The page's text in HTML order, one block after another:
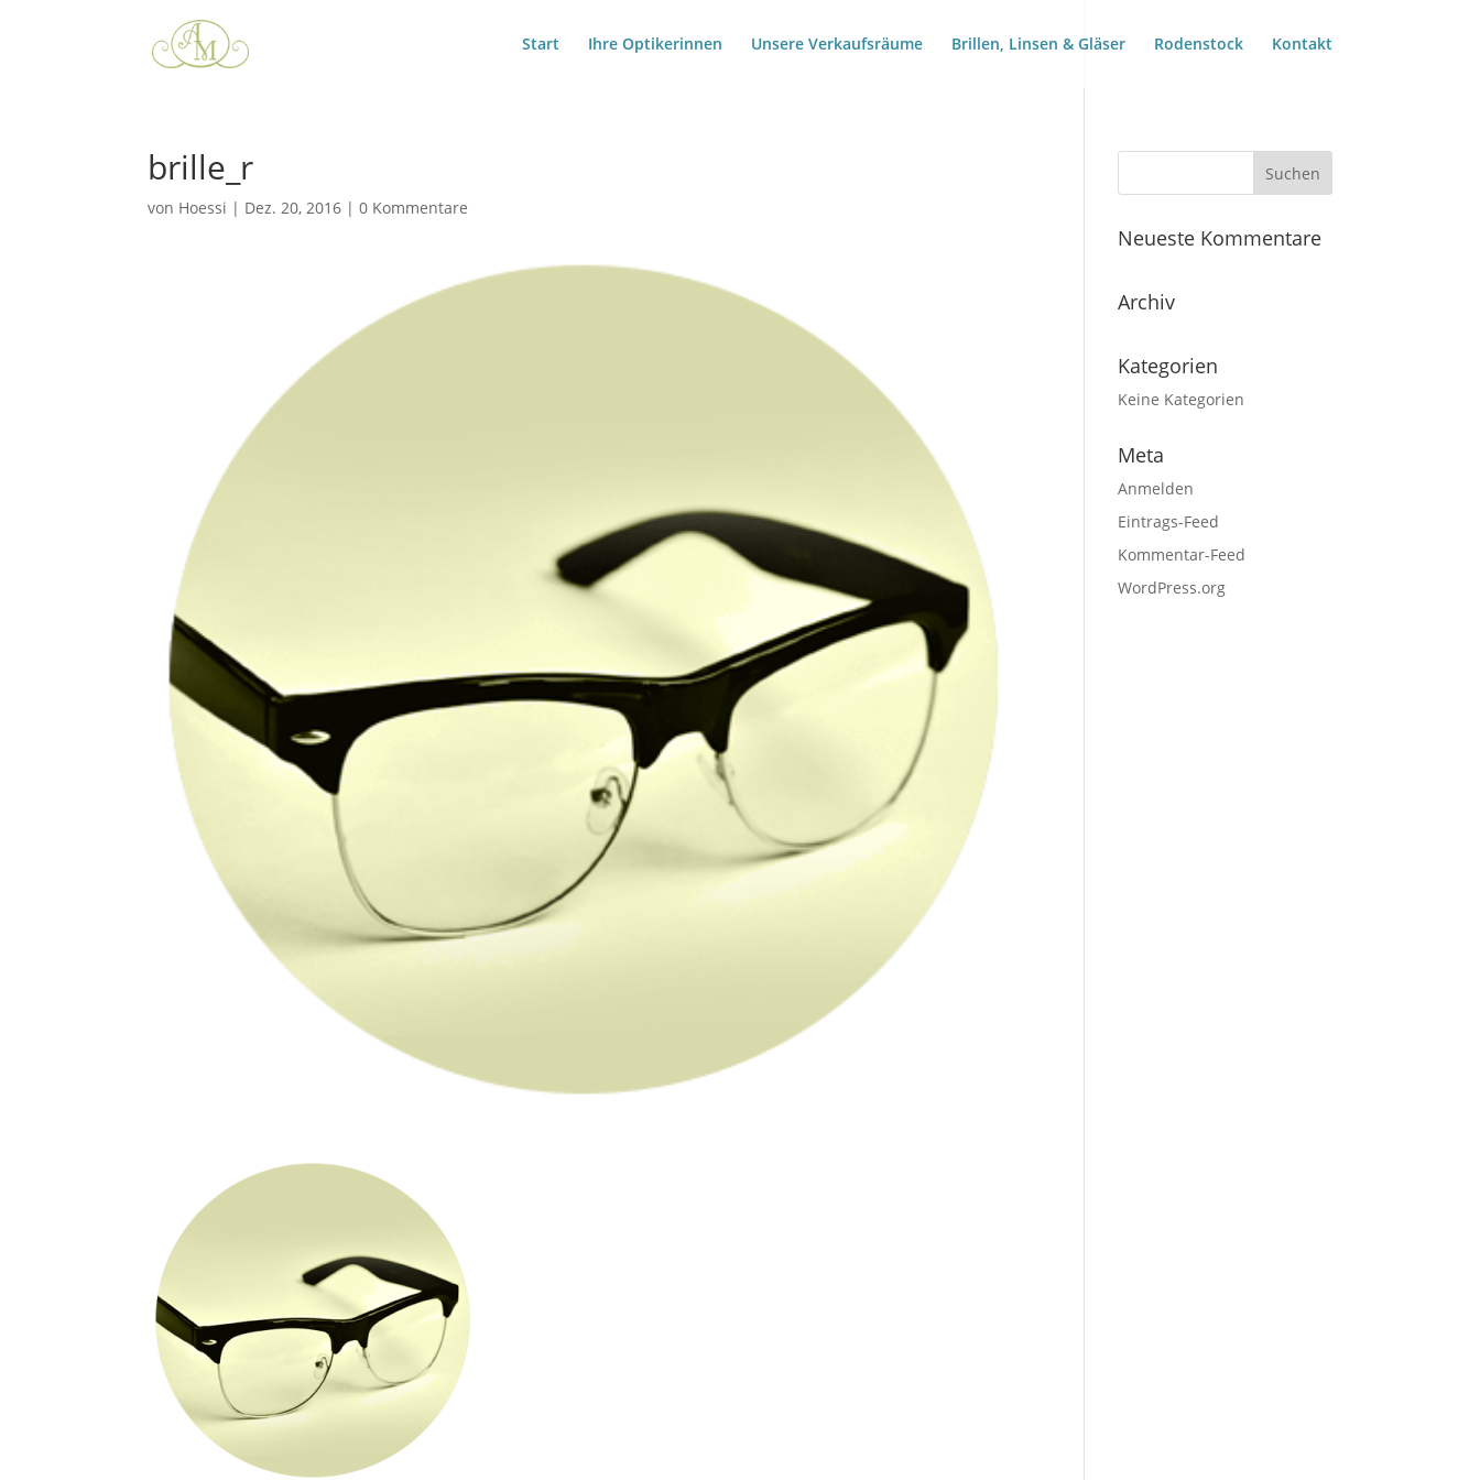
Start Ihre Optikerinnen Unsere Verkaufsräume Brillen, Linsen & Gläser Rodenstock Kontakt
brille_r
von Hoessi | Dez. 20, 2016 |0 Kommentare
Neueste Kommentare
Archiv
Kategorien
Keine Kategorien
Meta
Anmelden
Eintrags-Feed
Kommentar-Feed
WordPress.org